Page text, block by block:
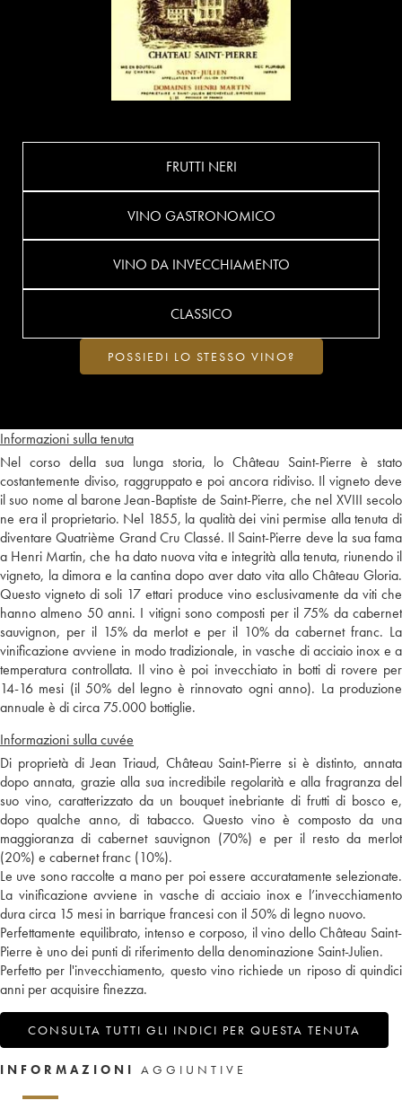
Informazioni sulla tenuta
Nel corso della sua lunga storia, lo Château Saint-Pierre è stato
costantemente diviso, raggruppato e poi ancora ridiviso. Il vigneto deve
il suo nome al barone Jean-Baptiste de Saint-Pierre, che nel XVIII secolo
ne era il proprietario. Nel 1855, la qualità dei vini permise alla tenuta di
diventare Quatrième Grand Cru Classé. Il Saint-Pierre deve la sua fama
a Henri Martin, che ha dato nuova vita e integrità alla tenuta, riunendo il
vigneto, la dimora e la cantina dopo aver dato vita allo Château Gloria.
Questo vigneto di soli 17 ettari produce vino esclusivamente da viti che
hanno almeno 50 anni. I vitigni sono composti per il 75% da cabernet
sauvignon, per il 15% da merlot e per il 10% da cabernet franc. La
vinificazione avviene in modo tradizionale, in vasche di acciaio inox e a
temperatura controllata. Il vino è poi invecchiato in botti di rovere per
14-16 mesi (il 50% del legno è rinnovato ogni anno). La produzione
annuale è di circa 75.000 bottiglie.
Informazioni sulla cuvée
Di proprietà di Jean Triaud, Château Saint-Pierre si è distinto, annata
dopo annata, grazie alla sua incredibile regolarità e alla fragranza del
suo vino, caratterizzato da un bouquet inebriante di frutti di bosco e,
dopo qualche anno, di tabacco. Questo vino è composto da una
maggioranza di cabernet sauvignon (70%) e per il resto da merlot
(20%) e cabernet franc (10%).
Le uve sono raccolte a mano per poi essere accuratamente selezionate.
La vinificazione avviene in vasche di acciaio inox e l’invecchiamento
dura circa 15 mesi in barrique francesi con il 50% di legno nuovo.
Perfettamente equilibrato, intenso e corposo, il vino dello Château Saint-
Pierre è uno dei punti di riferimento della denominazione Saint-Julien.
Perfetto per l'invecchiamento, questo vino richiede un riposo di quindici
anni per acquisire finezza.
CONSULTA TUTTI GLI INDICI PER QUESTA TENUTA
FRUTTI NERI
VINO GASTRONOMICO
VINO DA INVECCHIAMENTO
CLASSICO
POSSIEDI LO STESSO VINO?
INFORMAZIONI AGGIUNTIVE